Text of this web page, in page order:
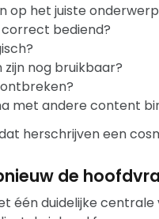
op het juiste
bediend?
nog bruikbaar?
met andere content
herschrijven een
de
één duidelijke